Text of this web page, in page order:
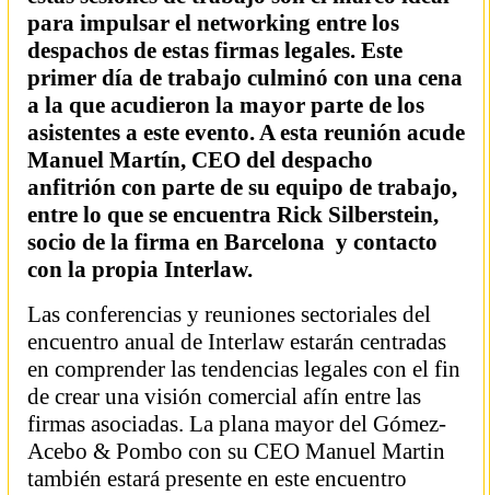
para impulsar el networking entre los
despachos de estas firmas legales. Este
primer día de trabajo culminó con una cena
a la que acudieron la mayor parte de los
asistentes a este evento. A esta reunión acude
Manuel Martín, CEO del despacho
anfitrión con parte de su equipo de trabajo,
entre lo que se encuentra Rick Silberstein,
socio de la firma en Barcelona y contacto
con la propia Interlaw.
Las conferencias y reuniones sectoriales del
encuentro anual de Interlaw estarán centradas
en comprender las tendencias legales con el fin
de crear una visión comercial afín entre las
firmas asociadas. La plana mayor del Gómez-
Acebo & Pombo con su CEO Manuel Martin
también estará presente en este encuentro